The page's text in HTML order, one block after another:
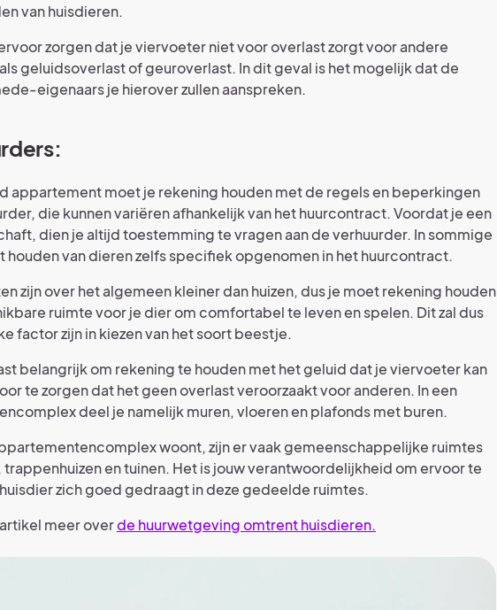
van huisdieren.
zorgen dat je viervoeter niet voor overlast zorgt voor andere
geluidsoverlast of geuroverlast. In dit geval is het mogelijk dat de
eigenaars je hierover zullen aanspreken.
appartement moet je rekening houden met de regels en beperkingen
die kunnen variëren afhankelijk van het huurcontract. Voordat je een
dien je altijd toestemming te vragen aan de verhuurder. In sommige
houden van dieren zelfs specifiek opgenomen in het huurcontract.
zijn over het algemeen kleiner dan huizen, dus je moet rekening houden
ruimte voor je dier om comfortabel te leven en spelen. Dit zal dus
factor zijn in kiezen van het soort beestje.
belangrijk om rekening te houden met het geluid dat je viervoeter kan
te zorgen dat het geen overlast veroorzaakt voor anderen. In een
deel je namelijk muren, vloeren en plafonds met buren.
woont, zijn er vaak gemeenschappelijke ruimtes
trappenhuizen en tuinen. Het is jouw verantwoordelijkheid om ervoor te
zich goed gedraagt in deze gedeelde ruimtes.
meer overde huurwetgeving omtrent huisdieren.